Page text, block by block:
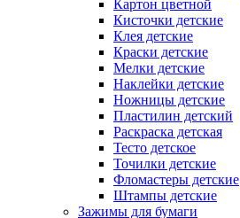
Картон цветной
Кисточки детские
Клея детские
Краски детские
Мелки детские
Наклейки детские
Ножницы детские
Пластилин детский
Раскраска детская
Тесто детское
Точилки детские
Фломастеры детские
Штампы детские
Зажимы для бумаги